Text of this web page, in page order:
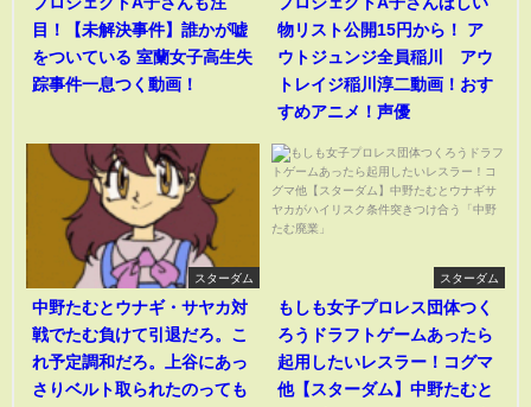
目！【未解決事件】誰かが嘘
をついている 室蘭女子高生失
踪事件一息つく動画！
物リスト公開15円から！ ア
ウトジュンジ全員稲川 アウ
トレイジ稲川淳二動画！おす
すめアニメ！声優
スターダム
中野たむとウナギ・サヤカ対
戦でたむ負けて引退だろ。こ
れ予定調和だろ。上谷にあっ
さりベルト取られたのっても
スターダム
もしも女子プロレス団体つく
ろうドラフトゲームあったら
起用したいレスラー！コグマ
他【スターダム】中野たむと